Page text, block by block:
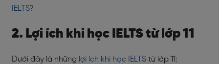
IELTS?
2. Lợi ích khi học IELTS từ lớp 11
Dưới đây là những lợi ích khi học IELTS từ lớp 11: